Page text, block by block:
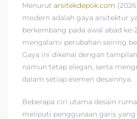
Menurut arsitekdepok.com
modern adalah gaya arsitektur
berkembang pada awal abad ke-
mengalami perubahan seiring
Gaya ini dikenal dengan
namun tetap elegan, serta
dalam setiap elemen desainnya.
Beberapa ciri utama desain
meliputi penggunaan garis yang